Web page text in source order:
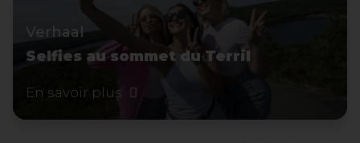
Verhaal
Selfies au sommet du Terril
En savoir plus